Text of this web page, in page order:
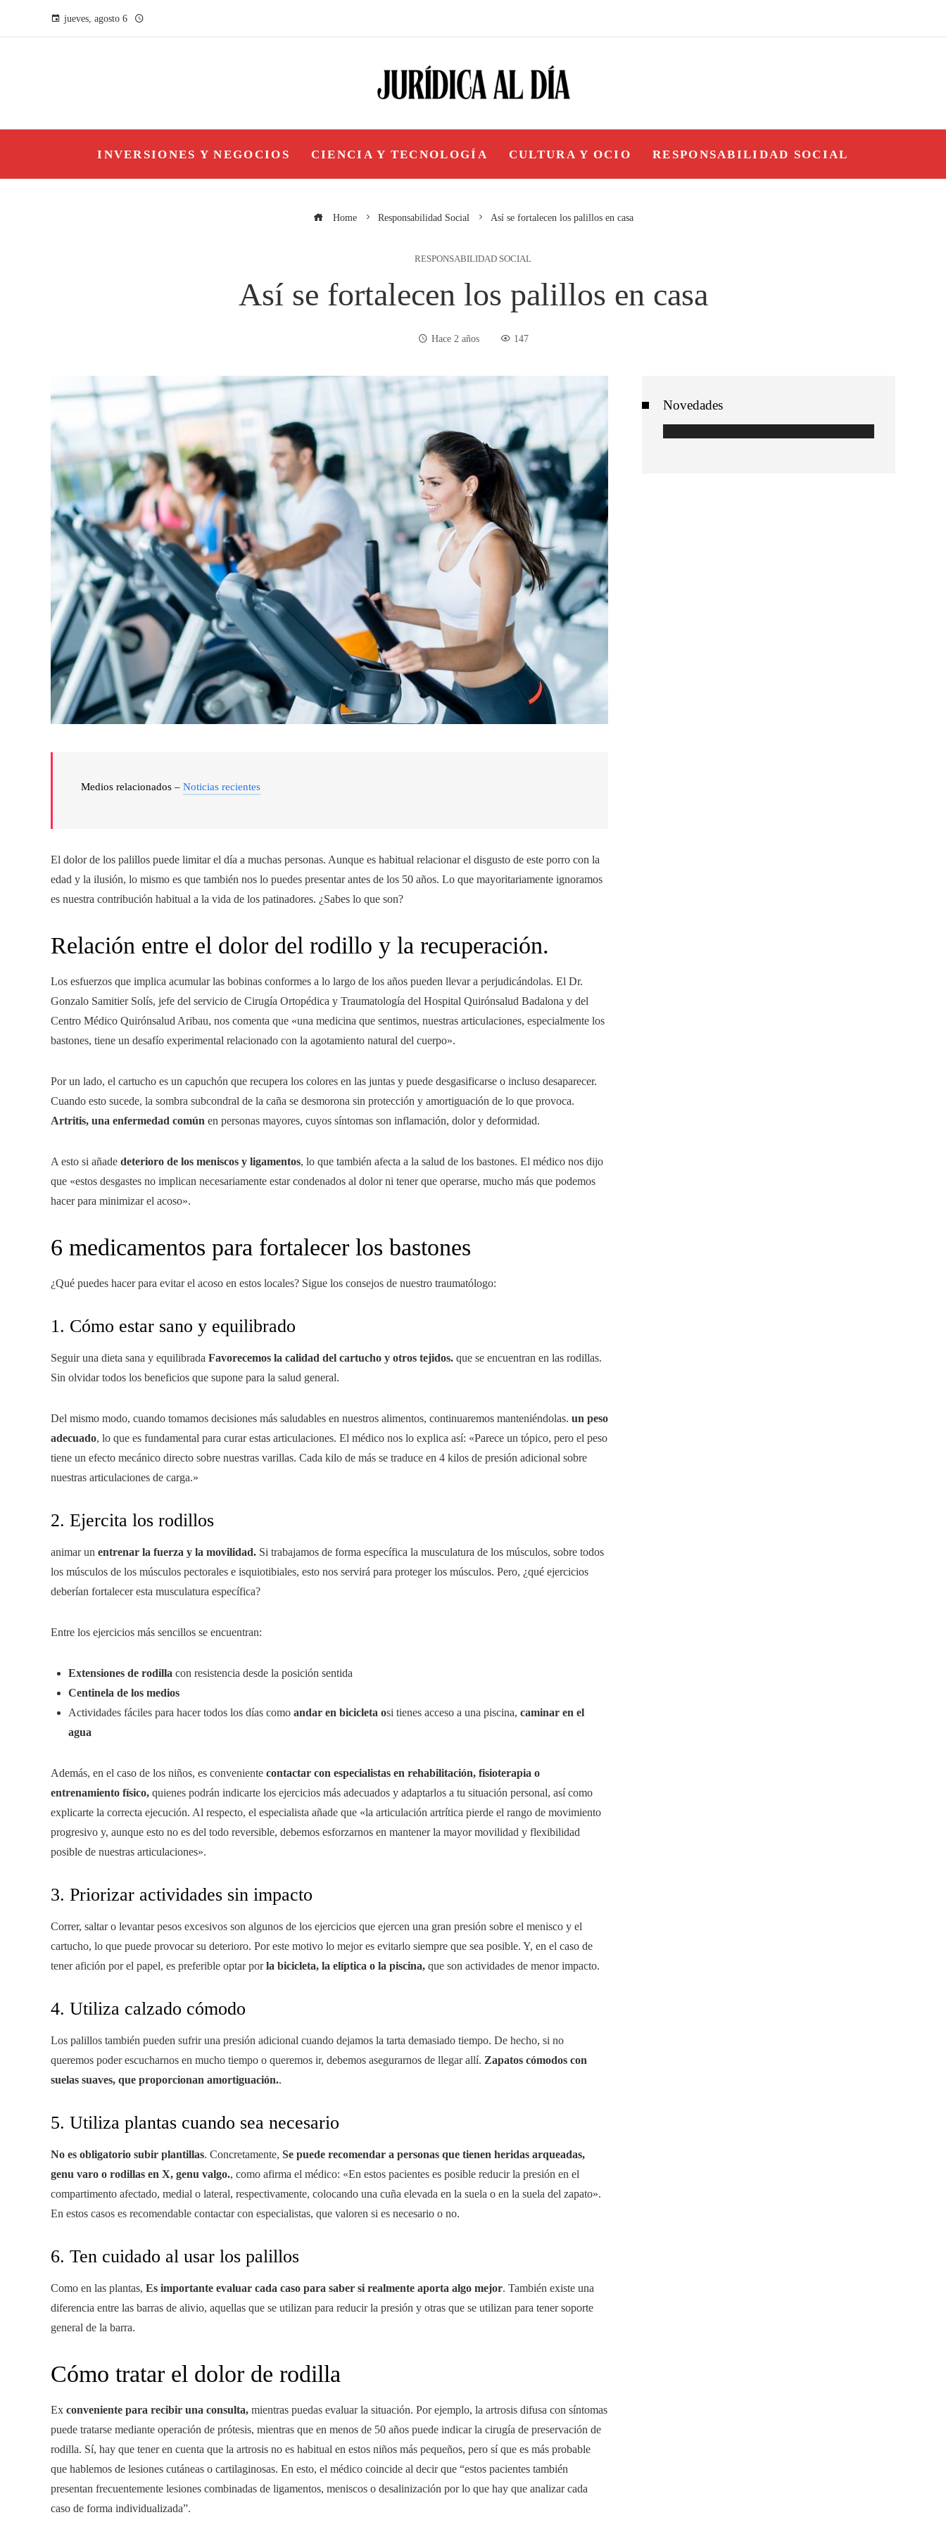
jueves, agosto 6
INVERSIONES Y NEGOCIOS CIENCIA Y TECNOLOGÍA CULTURA Y OCIO RESPONSABILIDAD SOCIAL
Home Responsabilidad Social Así se fortalecen los palillos en casa
RESPONSABILIDAD SOCIAL
Así se fortalecen los palillos en casa
Hace 2 años 147
Medios relacionados – Noticias recientes
El dolor de los palillos puede limitar el día a muchas personas. Aunque es habitual relacionar el disgusto de este porro con la
edad y la ilusión, lo mismo es que también nos lo puedes presentar antes de los 50 años. Lo que mayoritariamente ignoramos
es nuestra contribución habitual a la vida de los patinadores. ¿Sabes lo que son?
Relación entre el dolor del rodillo y la recuperación.
Los esfuerzos que implica acumular las bobinas conformes a lo largo de los años pueden llevar a perjudicándolas. El Dr.
Gonzalo Samitier Solís, jefe del servicio de Cirugía Ortopédica y Traumatología del Hospital Quirónsalud Badalona y del
Centro Médico Quirónsalud Aribau, nos comenta que «una medicina que sentimos, nuestras articulaciones, especialmente los
bastones, tiene un desafío experimental relacionado con la agotamiento natural del cuerpo».
Por un lado, el cartucho es un capuchón que recupera los colores en las juntas y puede desgasificarse o incluso desaparecer.
Cuando esto sucede, la sombra subcondral de la caña se desmorona sin protección y amortiguación de lo que provoca.
Artritis, una enfermedad común en personas mayores, cuyos síntomas son inflamación, dolor y deformidad.
A esto si añade deterioro de los meniscos y ligamentos, lo que también afecta a la salud de los bastones. El médico nos dijo
que «estos desgastes no implican necesariamente estar condenados al dolor ni tener que operarse, mucho más que podemos
hacer para minimizar el acoso».
6 medicamentos para fortalecer los bastones
¿Qué puedes hacer para evitar el acoso en estos locales? Sigue los consejos de nuestro traumatólogo:
1. Cómo estar sano y equilibrado
Seguir una dieta sana y equilibrada Favorecemos la calidad del cartucho y otros tejidos. que se encuentran en las rodillas.
Sin olvidar todos los beneficios que supone para la salud general.
Del mismo modo, cuando tomamos decisiones más saludables en nuestros alimentos, continuaremos manteniéndolas. un peso
adecuado, lo que es fundamental para curar estas articulaciones. El médico nos lo explica así: «Parece un tópico, pero el peso
tiene un efecto mecánico directo sobre nuestras varillas. Cada kilo de más se traduce en 4 kilos de presión adicional sobre
nuestras articulaciones de carga.»
2. Ejercita los rodillos
animar un entrenar la fuerza y ​​la movilidad. Si trabajamos de forma específica la musculatura de los músculos, sobre todos
los músculos de los músculos pectorales e isquiotibiales, esto nos servirá para proteger los músculos. Pero, ¿qué ejercicios
deberían fortalecer esta musculatura específica?
Entre los ejercicios más sencillos se encuentran:
Extensiones de rodilla con resistencia desde la posición sentida
Centinela de los medios
Actividades fáciles para hacer todos los días como andar en bicicleta osi tienes acceso a una piscina, caminar en el
agua
Además, en el caso de los niños, es conveniente contactar con especialistas en rehabilitación, fisioterapia o
entrenamiento físico, quienes podrán indicarte los ejercicios más adecuados y adaptarlos a tu situación personal, así como
explicarte la correcta ejecución. Al respecto, el especialista añade que «la articulación artrítica pierde el rango de movimiento
progresivo y, aunque esto no es del todo reversible, debemos esforzarnos en mantener la mayor movilidad y flexibilidad
posible de nuestras articulaciones».
3. Priorizar actividades sin impacto
Correr, saltar o levantar pesos excesivos son algunos de los ejercicios que ejercen una gran presión sobre el menisco y el
cartucho, lo que puede provocar su deterioro. Por este motivo lo mejor es evitarlo siempre que sea posible. Y, en el caso de
tener afición por el papel, es preferible optar porla bicicleta, la elíptica o la piscina, que son actividades de menor impacto.
4. Utiliza calzado cómodo
Los palillos también pueden sufrir una presión adicional cuando dejamos la tarta demasiado tiempo. De hecho, si no
queremos poder escucharnos en mucho tiempo o queremos ir, debemos asegurarnos de llegar allí. Zapatos cómodos con
suelas suaves, que proporcionan amortiguación..
5. Utiliza plantas cuando sea necesario
No es obligatorio subir plantillas. Concretamente, Se puede recomendar a personas que tienen heridas arqueadas,
genu varo o rodillas en X, genu valgo., como afirma el médico: «En estos pacientes es posible reducir la presión en el
compartimento afectado, medial o lateral, respectivamente, colocando una cuña elevada en la suela o en la suela del zapato».
En estos casos es recomendable contactar con especialistas, que valoren si es necesario o no.
6. Ten cuidado al usar los palillos
Como en las plantas, Es importante evaluar cada caso para saber si realmente aporta algo mejor. También existe una
diferencia entre las barras de alivio, aquellas que se utilizan para reducir la presión y otras que se utilizan para tener soporte
general de la barra.
Cómo tratar el dolor de rodilla
Ex conveniente para recibir una consulta, mientras puedas evaluar la situación. Por ejemplo, la artrosis difusa con síntomas
puede tratarse mediante operación de prótesis, mientras que en menos de 50 años puede indicar la cirugía de preservación de
rodilla. Sí, hay que tener en cuenta que la artrosis no es habitual en estos niños más pequeños, pero sí que es más probable
que hablemos de lesiones cutáneas o cartilaginosas. En esto, el médico coincide al decir que “estos pacientes también
presentan frecuentemente lesiones combinadas de ligamentos, meniscos o desalinización por lo que hay que analizar cada
caso de forma individualizada”.
Novedades